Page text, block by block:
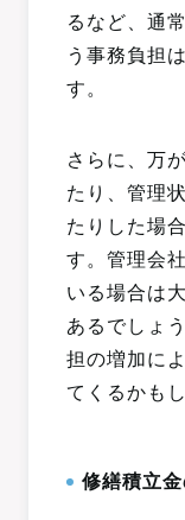
るなど、通
う事務負担
す。
さらに、万
たり、管理
たりした場
す。管理会
いる場合は
あるでしょ
担の増加に
てくるかも
修繕積立